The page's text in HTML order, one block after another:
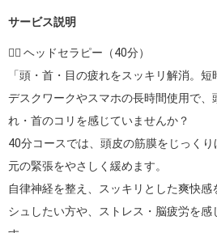
サービス説明
💆‍♂️ ヘッドセラピー（40分）
「頭・首・目の疲れをスッキリ解消。短
デスクワークやスマホの長時間使用で、
れ・首のコリを感じていませんか？
40分コースでは、頭皮の筋膜をじっく
元の緊張をやさしく緩めます。
自律神経を整え、スッキリとした爽快感
シュしたい方や、ストレス・脳疲労を